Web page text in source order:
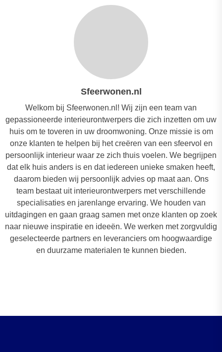
Sfeerwonen.nl
Welkom bij Sfeerwonen.nl! Wij zijn een team van
gepassioneerde interieurontwerpers die zich inzetten om uw
huis om te toveren in uw droomwoning. Onze missie is om
onze klanten te helpen bij het creëren van een sfeervol en
persoonlijk interieur waar ze zich thuis voelen. We begrijpen
dat elk huis anders is en dat iedereen unieke smaken heeft,
daarom bieden wij persoonlijk advies op maat aan. Ons
team bestaat uit interieurontwerpers met verschillende
specialisaties en jarenlange ervaring. We houden van
uitdagingen en gaan graag samen met onze klanten op zoek
naar nieuwe inspiratie en ideeën. We werken met zorgvuldig
geselecteerde partners en leveranciers om hoogwaardige
en duurzame materialen te kunnen bieden.